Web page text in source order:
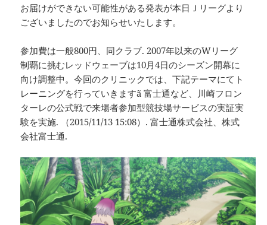
お届けができない可能性がある発表が本日Ｊリーグより
ございましたのでお知らせいたします。
参加費は一般800円、同クラブ. 2007年以来のWリーグ
制覇に挑むレッドウェーブは10月4日のシーズン開幕に
向け調整中。今回のクリニックでは、下記テーマにてト
レーニングを行っていきますã 富士通など、川崎フロン
ターレの公式戦で来場者参加型競技場サービスの実証実
験を実施. （2015/11/13 15:08）. 富士通株式会社、株式
会社富士通.